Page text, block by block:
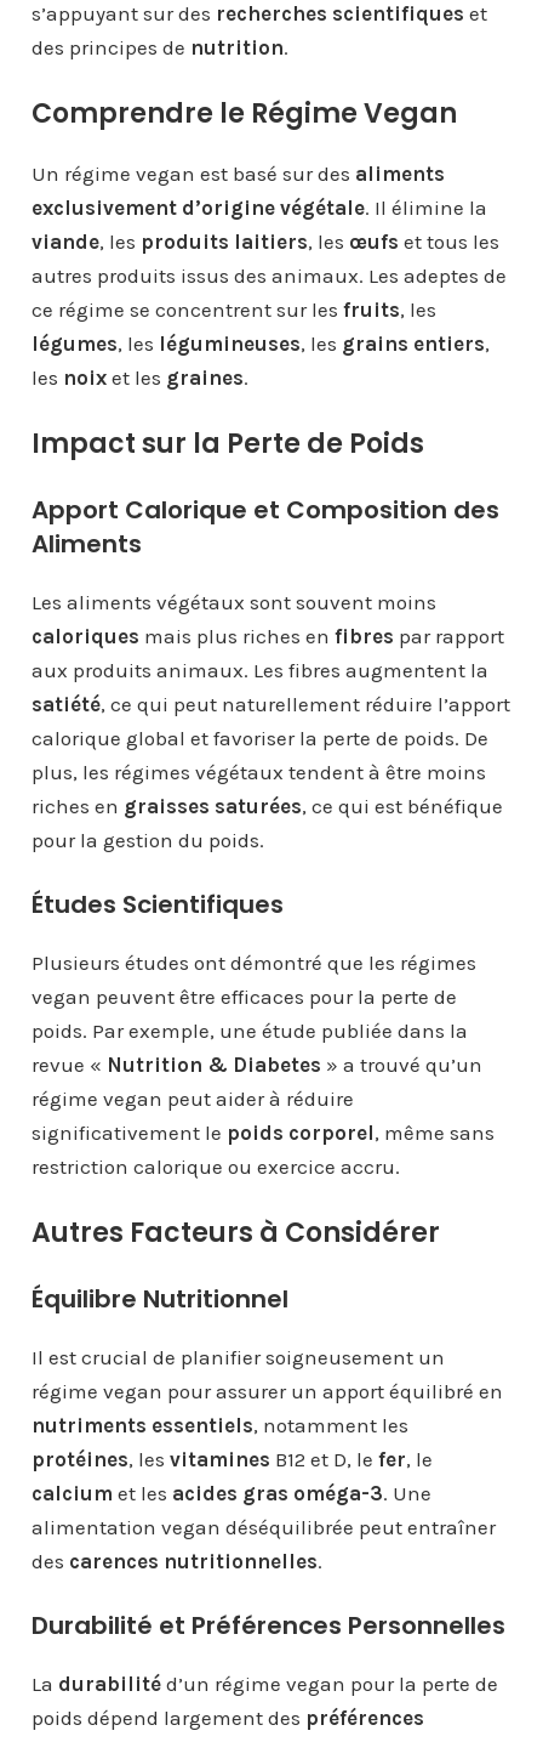
s’appuyant sur des recherches scientifiques et
des principes de nutrition.
Comprendre le Régime Vegan
Un régime vegan est basé sur des aliments
exclusivement d’origine végétale. Il élimine la
viande, les produits laitiers, les œufs et tous les
autres produits issus des animaux. Les adeptes de
ce régime se concentrent sur les fruits, les
légumes, les légumineuses, les grains entiers,
les noixet les graines.
Impact sur la Perte de Poids
Apport Calorique et Composition des
Aliments
Les aliments végétaux sont souvent moins
caloriques mais plus riches en fibres par rapport
aux produits animaux. Les fibres augmentent la
satiété, ce qui peut naturellement réduire l’apport
calorique global et favoriser la perte de poids. De
plus, les régimes végétaux tendent à être moins
riches en graisses saturées, ce qui est bénéfique
pour la gestion du poids.
Études Scientifiques
Plusieurs études ont démontré que les régimes
vegan peuvent être efficaces pour la perte de
poids. Par exemple, une étude publiée dans la
revue « Nutrition & Diabetes » a trouvé qu’un
régime vegan peut aider à réduire
significativement le poids corporel, même sans
restriction calorique ou exercice accru.
Autres Facteurs à Considérer
Équilibre Nutritionnel
Il est crucial de planifier soigneusement un
régime vegan pour assurer un apport équilibré en
nutriments essentiels, notamment les
protéines, les vitamines B12 et D, le fer, le
calcium et les acides gras oméga-3. Une
alimentation vegan déséquilibrée peut entraîner
des carences nutritionnelles.
Durabilité et Préférences Personnelles
La durabilitéd’un régime vegan pour la perte de
poids dépend largement des préférences